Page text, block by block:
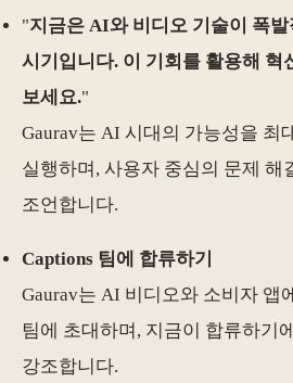
"지금은 AI와 비디오 기술이 폭
시기입니다. 이 기회를 활용해 혁
보세요."
Gaurav는 AI 시대의 가능성을 최
실행하며, 사용자 중심의 문제 해
조언합니다.
Captions 팀에 합류하기
Gaurav는 AI 비디오와 소비자 앱
팀에 초대하며, 지금이 합류하기
강조합니다.